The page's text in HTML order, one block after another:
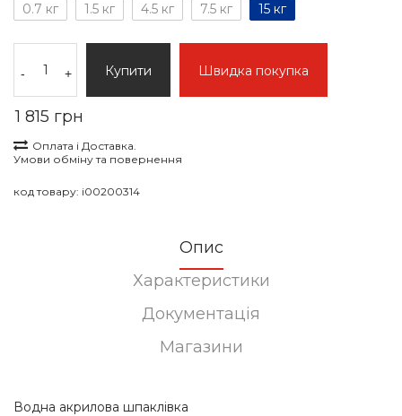
0.7 кг
1.5 кг 4.5 кг 7.5 кг 15 кг
- + Купити Швидка покупка
1 815 грн
Оплата і Доставка.
Умови обміну та повернення
код товару: i00200314
Опис
Характеристики
Документація
Магазини
Водна акрилова шпаклівка